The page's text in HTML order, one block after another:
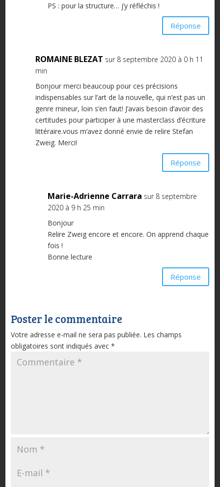
PS : pour la structure… j’y réfléchis !
Réponse
ROMAINE BLEZAT sur 8 septembre 2020 à 0 h 11
min
Bonjour merci beaucoup pour ces précisions
indispensables sur l’art de la nouvelle, qui n’est pas un
genre mineur, loin s’en faut! J’avais besoin d’avoir des
certitudes pour participer à une masterclass d’écriture
littéraire.vous m’avez donné envie de relire Stefan
Zweig. Merci!
Réponse
Marie-Adrienne Carrara sur 8 septembre
2020 à 9 h 25 min
Bonjour
Relire Zweig encore et encore. On apprend chaque
fois !
Bonne lecture
Réponse
Poster le commentaire
Votre adresse e-mail ne sera pas publiée. Les champs
obligatoires sont indiqués avec *